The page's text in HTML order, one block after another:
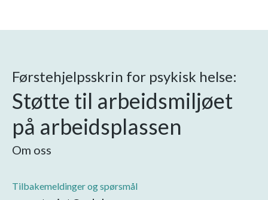
Førstehjelpsskrin for psykisk helse:
Støtte til arbeidsmiljøet
på arbeidsplassen
Om oss
Tilbakemeldinger og spørsmål